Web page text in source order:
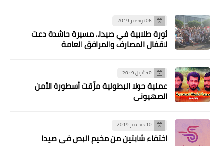
06 نوفمبر 2019
ثورة طلابية في صيدا.. مسيرة حاشدة دعت
لاقفال المصارف والمرافق العامة
10 أبريل 2019
عملية حولا البطولية مزّقت أسطورة الأمن
الصهيوني
10 ديسمبر 2019
اختفاء شابتين من مخيم البص في صيدا